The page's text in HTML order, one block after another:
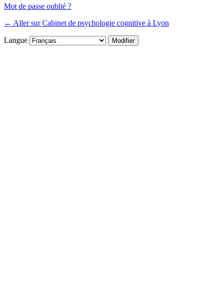
Mot de passe oublié ?
← Aller sur Cabinet de psychologie cognitive à Lyon
Langue